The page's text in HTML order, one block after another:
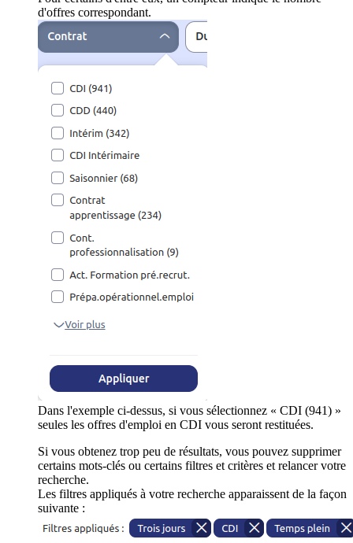
d'offres correspondant.
Dans l'exemple ci-dessus, si vous sélectionnez « CDI (941) »
seules les offres d'emploi en CDI vous seront restituées.
Si vous obtenez trop peu de résultats, vous pouvez supprimer
certains mots-clés ou certains filtres et critères et relancer votre
recherche.
Les filtres appliqués à votre recherche apparaissent de la façon
suivante :